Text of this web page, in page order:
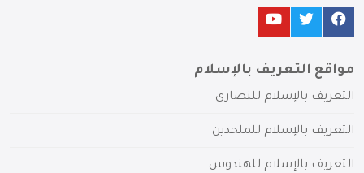
مواقع التعريف بالإسلام
التعريف بالإسلام للنصارى
التعريف بالإسلام للملحدين
التعريف بالإسلام للهندوس